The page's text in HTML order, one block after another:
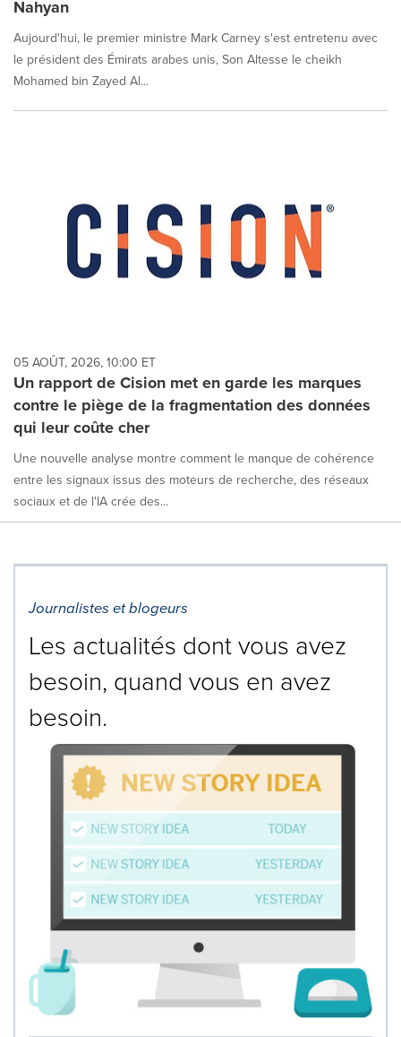
Nahyan
Aujourd'hui, le premier ministre Mark Carney s'est entretenu avec
le président des Émirats arabes unis, Son Altesse le cheikh
Mohamed bin Zayed Al...
05 AOÛT, 2026, 10:00 ET
Un rapport de Cision met en garde les marques
contre le piège de la fragmentation des données
qui leur coûte cher
Une nouvelle analyse montre comment le manque de cohérence
entre les signaux issus des moteurs de recherche, des réseaux
sociaux et de l'IA crée des...
Journalistes et blogeurs
Les actualités dont vous avez
besoin, quand vous en avez
besoin.